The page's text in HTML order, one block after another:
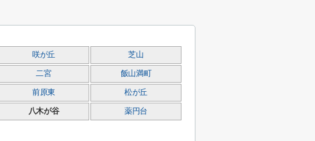
咲が丘 芝山
二宮 飯山満町
前原東 松が丘
八木が谷 薬円台